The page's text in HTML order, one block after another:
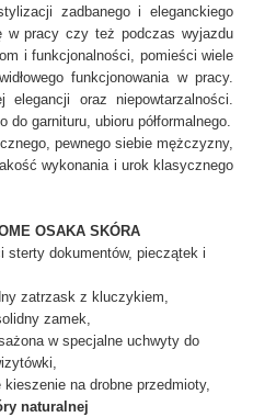
zadbanego i eleganckiego
w pracy czy też podczas wyjazdu
i funkcjonalności, pomieści wiele
funkcjonowania w pracy.
elegancji oraz niepowtarzalności.
garnituru, ubioru półformalnego.
pewnego siebie mężczyzny,
wykonania i urok klasycznego
OSAKA SKÓRA
sterty dokumentów, pieczątek i
zatrzask z kluczykiem,
zamek,
w specjalne uchwyty do
na drobne przedmioty,
naturalnej